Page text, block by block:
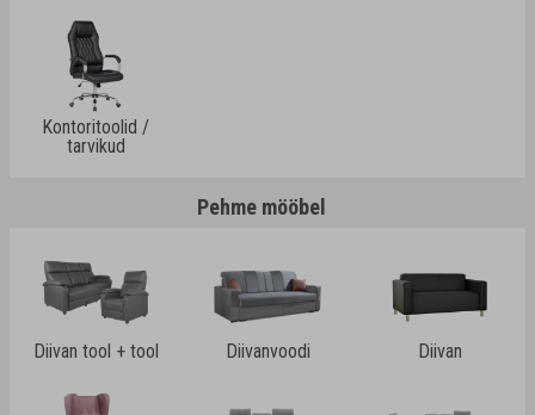
Kontoritoolid /
tarvikud
Pehme mööbel
Diivan tool + tool Diivanvoodi Diivan